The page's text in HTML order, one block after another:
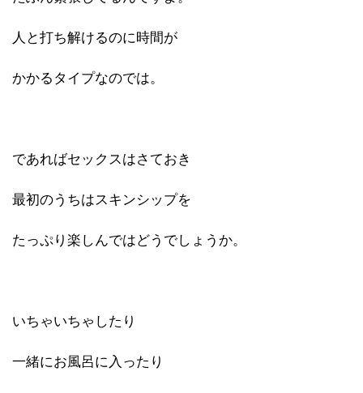
人と打ち解けるのに時間が
かかるタイプなのでは。
であればセックスはさておき
最初のうちはスキンシップを
たっぷり楽しんではどうでしょうか。
いちゃいちゃしたり
一緒にお風呂に入ったり